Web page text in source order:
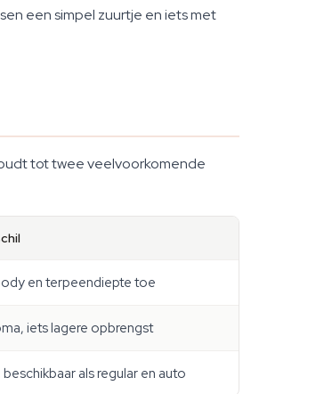
een simpel zuurtje en iets met
tot twee veelvoorkomende
en terpeendiepte toe
iets lagere opbrengst
als regular en auto